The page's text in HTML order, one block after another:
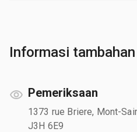
Informasi tambahan
Pemeriksaan
1373 rue Briere, Mont-
J3H 6E9